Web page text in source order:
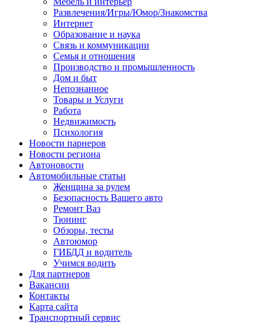
Развлечения/Игры/Юмор/Знакомства
Интернет
Образование и наука
Связь и коммуникации
Семья и отношения
Производство и промышленность
Дом и быт
Непознанное
Товары и Услуги
Работа
Недвижимость
Психология
Новости парнеров
Новости региона
Автоновости
Автомобильные статьи
Женщина за рулем
Безопасность Вашего авто
Ремонт Ваз
Тюнинг
Обзоры, тесты
Автоюмор
ГИБДД и водитель
Учимся водить
Для партнеров
Вакансии
Контакты
Карта сайта
Транспортный сервис